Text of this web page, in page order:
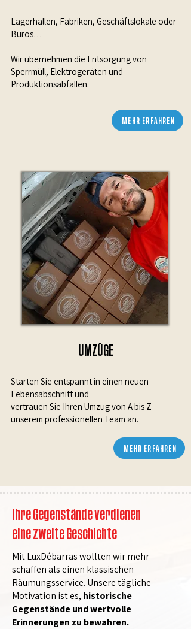
Lagerhallen, Fabriken, Geschäftslokale oder
Büros…
Wir übernehmen die Entsorgung von
Sperrmüll, Elektrogeräten und
Produktionsabfällen.
MEHR ERFAHREN
UMZÜGE
Starten Sie entspannt in einen neuen
Lebensabschnitt und
vertrauen Sie Ihren Umzug von A bis Z
unserem professionellen Team an.
MEHR ERFAHREN
Ihre Gegenstände verdienen
eine zweite Geschichte
Mit LuxDébarras wollten wir mehr
schaffen als einen klassischen
Räumungsservice. Unsere tägliche
Motivation ist es, historische
Gegenstände und wertvolle
Erinnerungen zu bewahren.